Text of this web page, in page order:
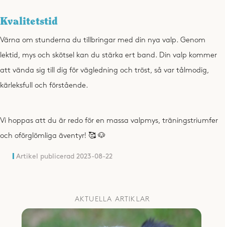
Kvalitetstid
Värna om stunderna du tillbringar med din nya valp. Genom
lektid, mys och skötsel kan du stärka ert band. Din valp kommer
att vända sig till dig för vägledning och tröst, så var tålmodig,
kärleksfull och förstående.
Vi hoppas att du är redo för en massa valpmys, träningstriumfer
och oförglömliga äventyr! 🥰 🐶
Artikel publicerad 2023-08-22
AKTUELLA ARTIKLAR